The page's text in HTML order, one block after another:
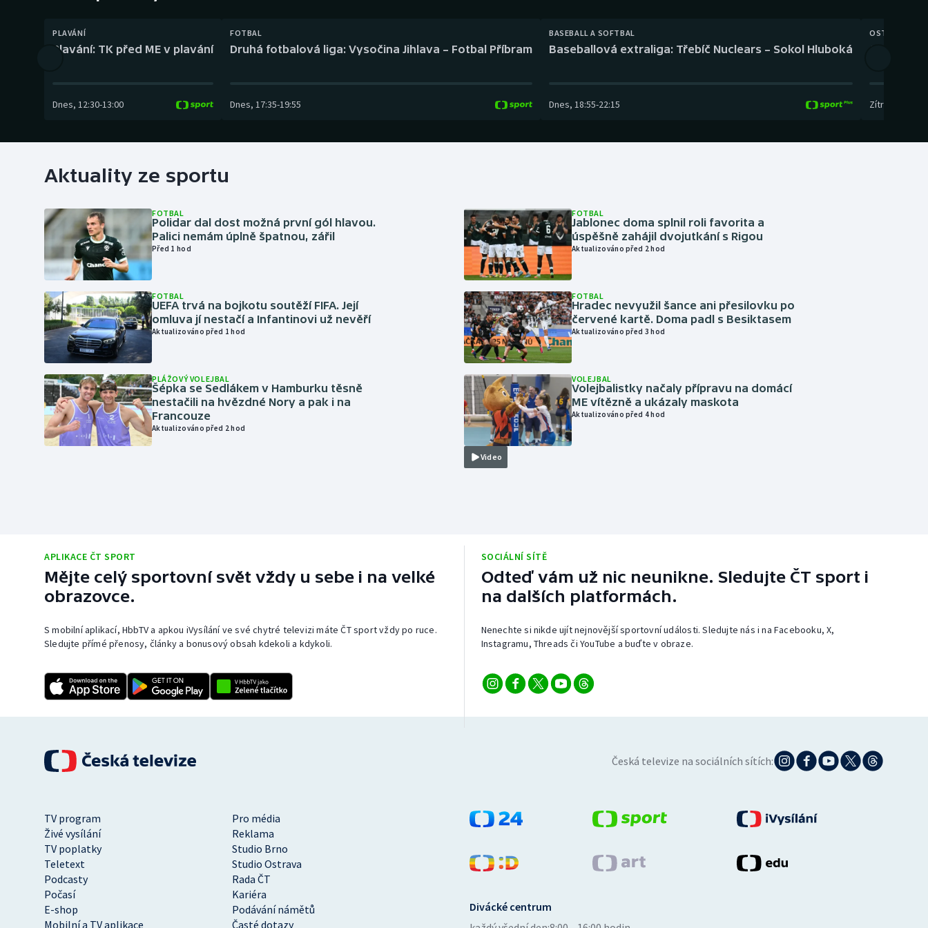
Dostihy
Futsal
Gymnastika
Veslování
Volejbal
PLAVÁNÍ
Plavání: TK před ME v plavání
Dnes, 12:30-13:00
FOTBAL
Druhá fotbalová liga: Vysočina Jihlava – Fotbal Příbram
Dnes, 17:35-19:55
BASEBALL A SOFTBAL
Baseballová extraliga: Třebíč Nuclears – Sokol Hluboká
Dnes, 18:55-22:15
OSTATNÍ
Zítra
Aktuality ze sportu
FOTBAL
Polidar dal dost možná první gól hlavou.
Palici nemám úplně špatnou, zářil
Před 1 hod
FOTBAL
UEFA trvá na bojkotu soutěží FIFA. Její
omluva jí nestačí a Infantinovi už nevěří
Aktualizováno před 1 hod
PLÁŽOVÝ VOLEJBAL
Šépka se Sedlákem v Hamburku těsně
nestačili na hvězdné Nory a pak i na
Francouze
Aktualizováno před 2 hod
FOTBAL
Jablonec doma splnil roli favorita a
úspěšně zahájil dvojutkání s Rigou
Aktualizováno před 2 hod
FOTBAL
Hradec nevyužil šance ani přesilovku po
červené kartě. Doma padl s Besiktasem
Aktualizováno před 3 hod
Video
VOLEJBAL
Volejbalistky načaly přípravu na domácí
ME vítězně a ukázaly maskota
Aktualizováno před 4 hod
APLIKACE ČT SPORT
Mějte celý sportovní svět vždy u sebe i na velké
obrazovce.
S mobilní aplikací, HbbTV a apkou iVysílání ve své chytré televizi máte ČT sport vždy po ruce.
Sledujte přímé přenosy, články a bonusový obsah kdekoli a kdykoli.
SOCIÁLNÍ SÍTĚ
Odteď vám už nic neunikne. Sledujte ČT sport i
na dalších platformách.
Nenechte si nikde ujít nejnovější sportovní události. Sledujte nás i na Facebooku, X,
Instagramu, Threads či YouTube a buďte v obraze.
Česká televize na sociálních sítích:
TV program
Pro média
Živé vysílání
Reklama
TV poplatky
Studio Brno
Teletext
Studio Ostrava
Podcasty
Rada ČT
Počasí
Kariéra
E-shop
Podávání námětů
Mobilní a TV aplikace
Časté dotazy
Divácké centrum